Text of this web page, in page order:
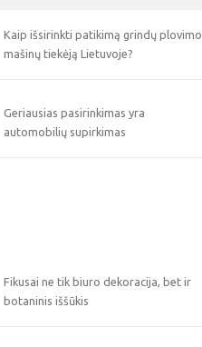
Kaip išsirinkti patikimą grindų plovimo
mašinų tiekėją Lietuvoje?
Geriausias pasirinkimas yra
automobilių supirkimas
Fikusai ne tik biuro dekoracija, bet ir
botaninis iššūkis